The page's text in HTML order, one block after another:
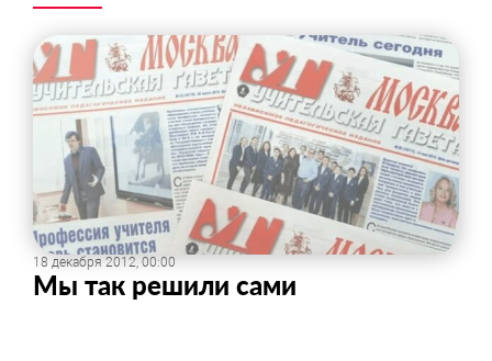
18 декабря 2012, 00:00
Мы так решили сами